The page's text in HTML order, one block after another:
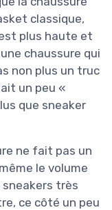
classique,
plus haute et
chaussure qui
non plus un truc
un peu «
que sneaker
ne fait pas un
le volume
sneakers très
ce côté un peu